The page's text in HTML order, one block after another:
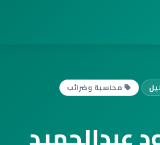
محاسبة وضرائب